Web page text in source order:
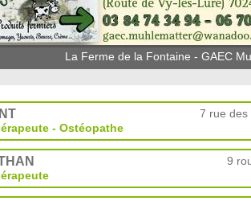
La Ferme de la Fontaine - GAEC
7 rue des
- Ostéopathe
9